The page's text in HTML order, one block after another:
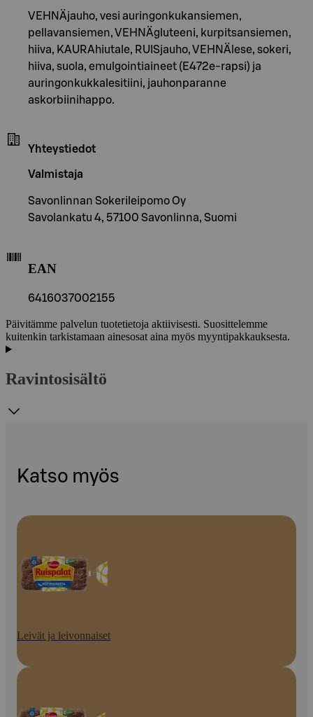
VEHNÄjauho, vesi auringonkukansiemen,
pellavansiemen, VEHNÄgluteeni, kurpitsansiemen,
hiiva, KAURAhiutale, RUISjauho, VEHNÄlese, sokeri,
hiiva, suola, emulgointiaineet (E472e-rapsi) ja
auringonkukkalesitiini, jauhonparanne
askorbiinihappo.
Yhteystiedot
Valmistaja
Savonlinnan Sokerileipomo Oy
Savolankatu 4, 57100 Savonlinna, Suomi
EAN
6416037002155
Päivitämme palvelun tuotetietoja aktiivisesti. Suosittelemme
kuitenkin tarkistamaan ainesosat aina myös myyntipakkauksesta.
Ravintosisältö
Katso myös
Leivät ja leivonnaiset